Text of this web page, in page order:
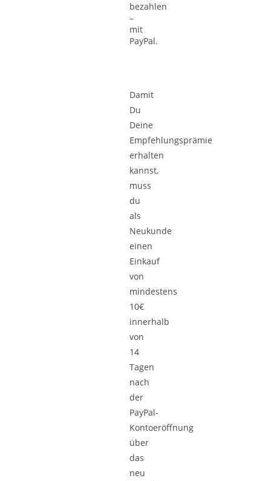
Damit
Du
Deine
Empfehlungsprämie
erhalten
kannst,
muss
du
als
Neukunde
einen
Einkauf
von
mindestens
10€
innerhalb
von
14
Tagen
nach
der
PayPal-
Kontoeröffnung
über
das
neu